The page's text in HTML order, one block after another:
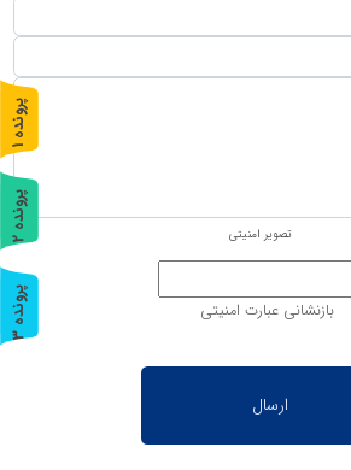
بازنشانی عبارت امنیتی
پ
ر
و
ن
د
ه
1
پ
ر
و
ن
د
ه
2
پ
ر
و
ن
د
ه
3